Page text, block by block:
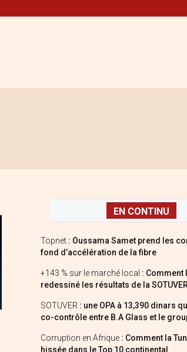
EN CONTINU
Topnet : Oussama Samet prend les
fond d’accélération de la fibre
+143 % sur le marché local : Comment
redessiné les résultats de la
SOTUVER : une OPA à 13,390 dinars
co-contrôle entre B.A Glass et le
Corruption en Afrique : Comment la
hissée dans le Top 10 continental